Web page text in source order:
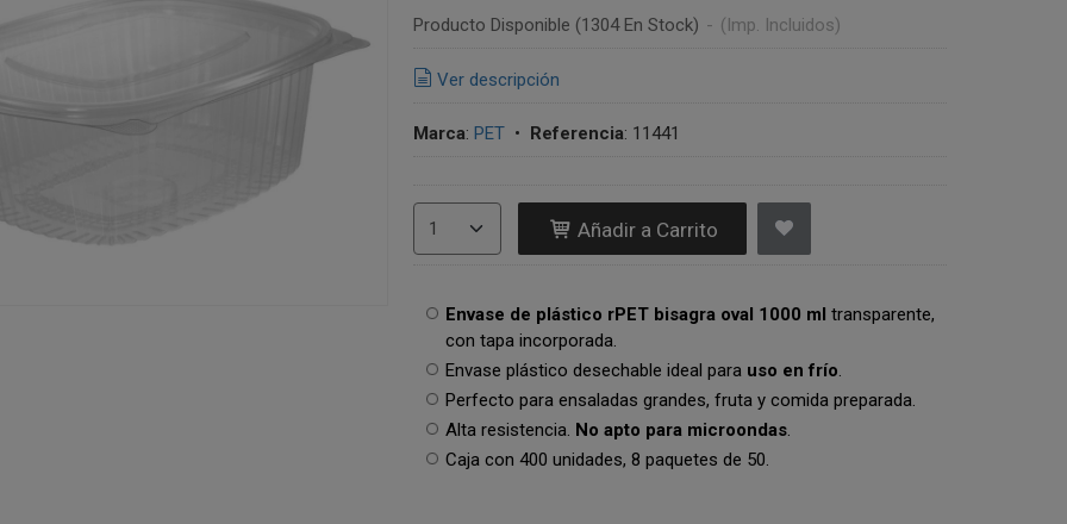
Producto Disponible (1304 En Stock) - (Imp. Incluidos)
Ver descripción
Marca: PET• Referencia: 11441
Añadir a Carrito
Envase de plástico rPET bisagra oval 1000 ml transparente,
con tapa incorporada.
Envase plástico desechable ideal para uso en frío
Perfecto para ensaladas grandes, fruta y comida preparada.
Alta resistencia. No apto para microondas.
Caja con 400 unidades, 8 paquetes de 50.